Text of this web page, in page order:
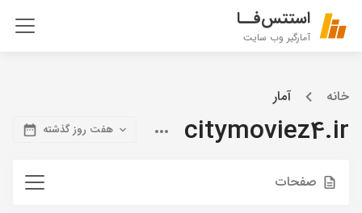
استتس‌فــا
آمارگیر وب سایت
خانه آمار
citymoviez4.ir هفت روز گذشته
صفحات